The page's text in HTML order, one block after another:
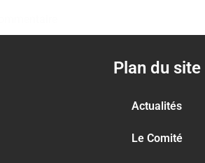
Plan du site
Actualités
Le Comité